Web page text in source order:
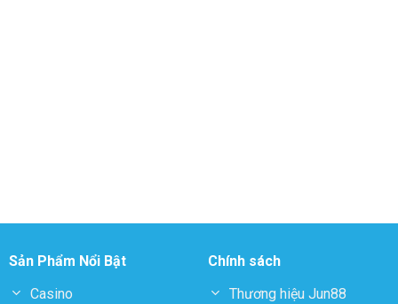
Sản Phẩm Nổi Bật
Casino
Chính sách
Thương hiệu Jun88